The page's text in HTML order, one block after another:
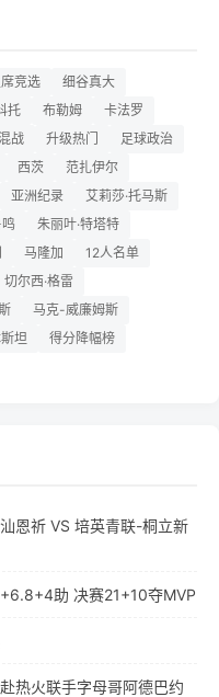
竞选
细谷真大
托 布勒姆
卡法罗
战 升级热门
足球政治
西茨
范扎伊尔
亚洲纪录
艾莉莎·托马斯
朱丽叶·特塔特
马隆加
12人名单
切尔西·格雷
马克-威廉姆斯
坦
得分降幅榜
恩祈 VS 培英青联-桐立新
助 决赛21+10夺MVP
热火联手字母哥阿德巴约